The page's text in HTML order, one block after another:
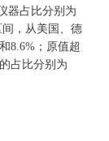
器占比分别为
间，从美国、德
8.6%；原值超
占比分别为